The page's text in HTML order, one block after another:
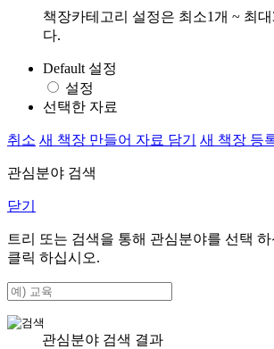
책장카테고리 설정은 최소1개 ~ 최
다.
Default 설정
설정
선택한 자료
취소 새 책장 만들어 자료 담기 새 책장 등
관심분야 검색
닫기
트리 또는 검색을 통해 관심분야를 선택 하
클릭 하십시오.
관심분야 검색 결과